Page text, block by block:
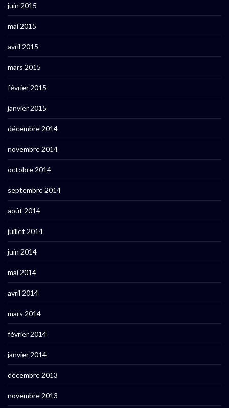
juin 2015
mai 2015
avril 2015
mars 2015
février 2015
janvier 2015
décembre 2014
novembre 2014
octobre 2014
septembre 2014
août 2014
juillet 2014
juin 2014
mai 2014
avril 2014
mars 2014
février 2014
janvier 2014
décembre 2013
novembre 2013